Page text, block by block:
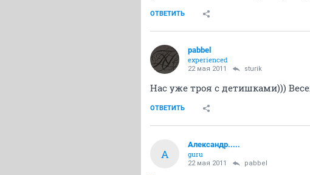
ОТВЕТИТЬ
pabbel
experienced
22 мая 2011 sturik
Нас уже троя с детишками)))
ОТВЕТИТЬ
А
Александр.....
guru
22 мая 2011 pabbel